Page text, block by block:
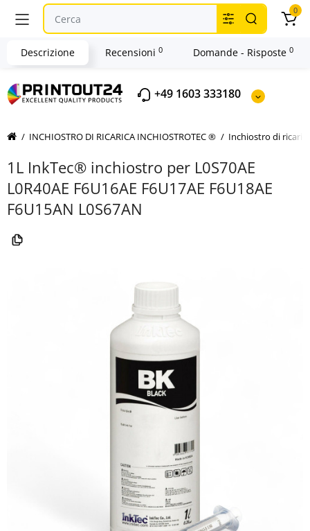
+49 1603 333180
0
INCHIOSTRO DI RICARICA INCHIOSTROTEC ® Inchiostro di
1L InkTec® inchiostro per L0S70AE
L0R40AE F6U16AE F6U17AE F6U18AE
F6U15AN L0S67AN
Descrizione Recensioni 0 Domande - Risposte 0